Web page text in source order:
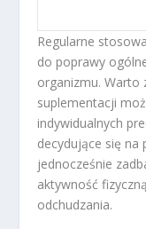
Regularne
do poprawy
organizmu. Warto
suplementacji
indywidualnych
decydujące się
jednocześnie
aktywność
odchudzania.